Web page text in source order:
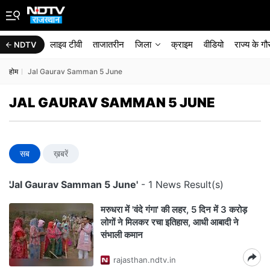
NDTV लाइव टीवी ताजातरीन जिला क्राइम वीडियो राज्‍य के
होम Jal Gaurav Samman 5 June
JAL GAURAV SAMMAN 5 JUNE
सब ख़बरें
'Jal Gaurav Samman 5 June' - 1 News Result(s)
मरुधरा में 'वंदे गंगा' की लहर, 5 दिन में 3 करोड़
लोगों ने मिलकर रचा इतिहास, आधी आबादी ने
संभाली कमान
rajasthan.ndtv.in